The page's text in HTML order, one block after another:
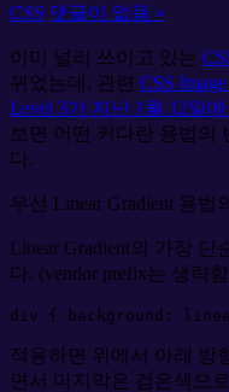
CSS 댓글이 없음 »
이미 널리 쓰이고 있는
뀌었는데, 관련 CSS
Level 3가 지난 1월 12일
보면 어떤 커다란 용법의
다.
우선 Linear Gradient 용법
Linear Gradient의 가장
다. (vendor prefix는 생략
div { background :
적용하면 위에서 아래 방
면서 마지막은 검은색으